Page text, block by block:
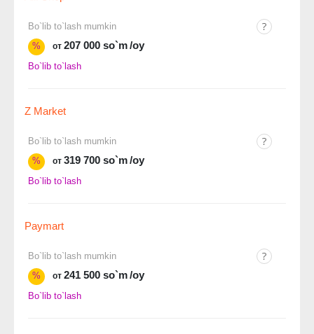
Bo`lib to`lash mumkin
%
от 207 000 so`m/oy
Bo`lib to`lash
Z Market
Bo`lib to`lash mumkin
%
от 319 700 so`m/oy
Bo`lib to`lash
Paymart
Bo`lib to`lash mumkin
%
от 241 500 so`m/oy
Bo`lib to`lash